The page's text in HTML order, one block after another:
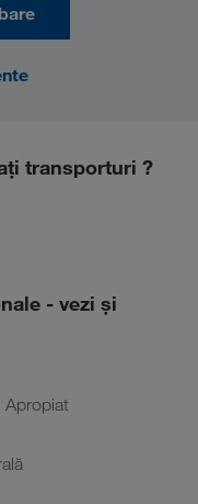
transporturi ?
- vezi și
Apropiat